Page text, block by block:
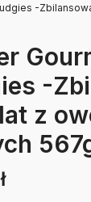
-
-
z